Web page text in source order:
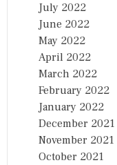
July 2022
June 2022
May 2022
April 2022
March 2022
February 2022
January 2022
December 2021
November 2021
October 2021